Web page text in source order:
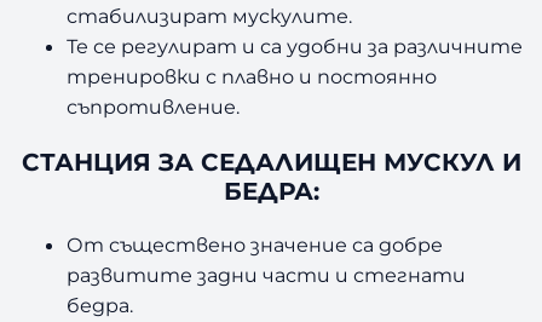
стабилизират мускулите.
Те се регулират и са удобни за различните
тренировки с плавно и постоянно
съпротивление.
СТАНЦИЯ ЗА СЕДАЛИЩЕН МУСКУЛ И
БЕДРА:
От съществено значение са добре
развитите задни части и стегнати
бедра.